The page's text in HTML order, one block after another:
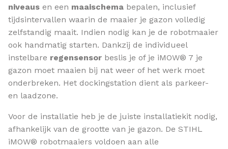
niveaus en een maaischema bepalen, inclusief
tijdsintervallen waarin de maaier je gazon volledig
zelfstandig maait. Indien nodig kan je de robotmaaier
ook handmatig starten. Dankzij de individueel
instelbare regensensor beslis je of je iMOW® 7 je
gazon moet maaien bij nat weer of het werk moet
onderbreken. Het dockingstation dient als parkeer-
en laadzone.
Voor de installatie heb je de juiste installatiekit nodig,
afhankelijk van de grootte van je gazon. De STIHL
iMOW® robotmaaiers voldoen aan alle